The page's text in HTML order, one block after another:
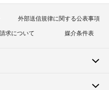
外部送信規律に関する公表事項
求について 媒介条件表